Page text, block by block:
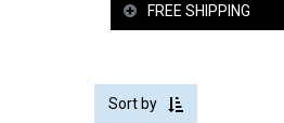
FREE SHIPPING
Sort by